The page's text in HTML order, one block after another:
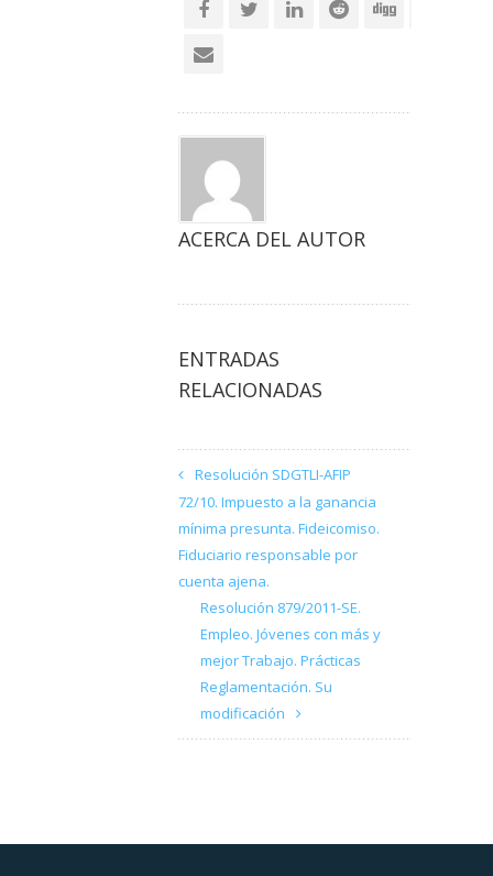
ACERCA DEL AUTOR
ENTRADAS
RELACIONADAS
Resolución SDGTLI-AFIP
72/10. Impuesto a la ganancia
mínima presunta. Fideicomiso.
Fiduciario responsable por
cuenta ajena.
Resolución 879/2011-SE.
Empleo. Jóvenes con más y
mejor Trabajo. Prácticas
Reglamentación. Su
modificación